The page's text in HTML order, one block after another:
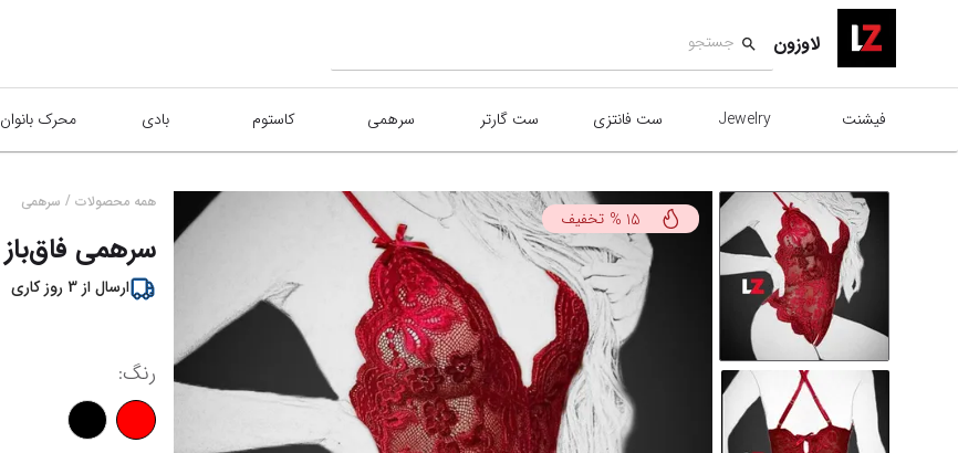
لاوزون
فیشنت Jewelry ست فانتزی ست گارتر سرهمی کاستوم بادی محرک بانوان
15
% تخفیف
همه محصولات / سرهمی
سرهمی فاق‌باز cherry
ارسال از 3 روز کاری
رنگ: